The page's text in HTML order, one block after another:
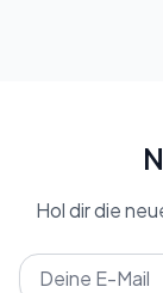
Hol dir die